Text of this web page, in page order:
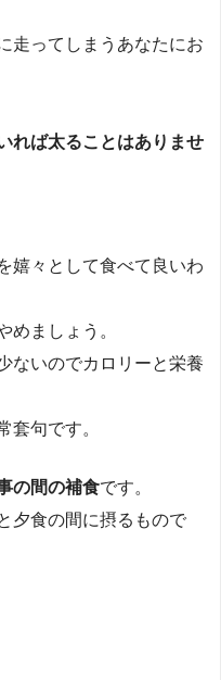
走ってしまうあなたにお
れば太ることはありませ
嬉々として食べて良いわ
めましょう。
ないのでカロリーと栄養
套句です。
の間の補食です。
夕食の間に摂るもので